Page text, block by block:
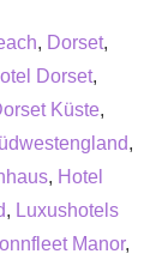
, Dorset,
Dorset,
Küste,
,
, Hotel
, Luxushotels
Manor,